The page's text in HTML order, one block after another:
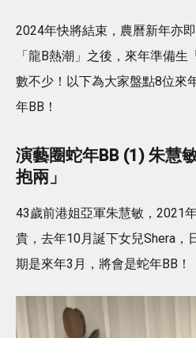
2024年快將結束，農曆新年亦
「龍B熱潮」之後，來年準備
數不少！以下為大家盤點8位來
年BB！
演藝圈蛇年BB (1) 朱慧
抱兩」
43歲前港姐亞軍朱慧敏，2021
貴，去年10月誕下女兒Shera，
期是來年3月，將會是蛇年BB！